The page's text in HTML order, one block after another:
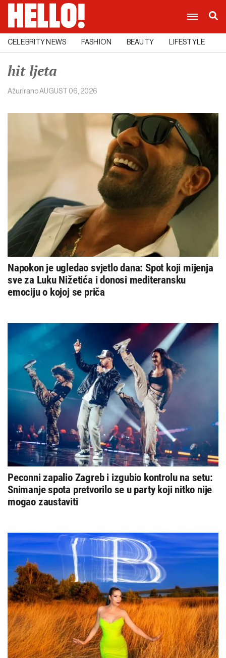
CELEBRITY NEWS FASHION BEAUTY LIFESTYLE
hit ljeta
AžuriranoAUGUST 06, 2026
Napokon je ugledao svjetlo dana: Spot koji mijenja
sve za Luku Nižetića i donosi mediteransku
emociju o kojoj se priča
Peconni zapalio Zagreb i izgubio kontrolu na setu:
Snimanje spota pretvorilo se u party koji nitko nije
mogao zaustaviti